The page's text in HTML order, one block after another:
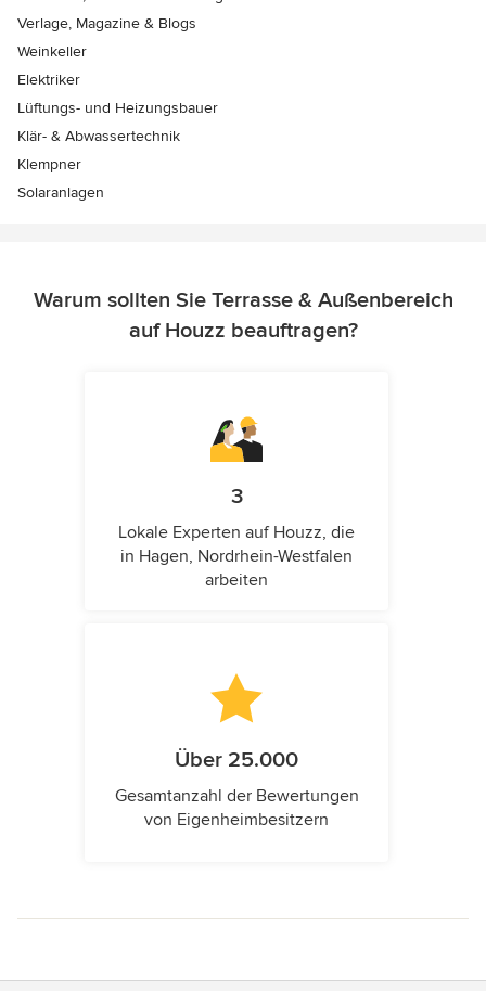
Verlage, Magazine & Blogs
Weinkeller
Elektriker
Lüftungs- und Heizungsbauer
Klär- & Abwassertechnik
Klempner
Solaranlagen
Warum sollten Sie Terrasse & Außenbereich
auf Houzz beauftragen?
3
Lokale Experten auf Houzz, die
in Hagen, Nordrhein-Westfalen
arbeiten
Über 25.000
Gesamtanzahl der Bewertungen
von Eigenheimbesitzern